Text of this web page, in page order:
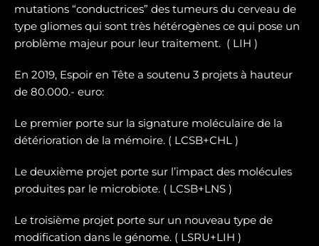
mutations “conductrices” des tumeurs du cerveau de
type gliomes qui sont très hétérogènes ce qui pose un
problème majeur pour leur traitement. ( LIH )
En 2019, Espoir en Tête a soutenu 3 projets à hauteur
de 80.000.- euro:
Le premier porte sur la signature moléculaire de la
détérioration de la mémoire. ( LCSB+CHL )
Le deuxième projet porte sur l’impact des molécules
produites par le microbiote. ( LCSB+LNS )
Le troisième projet porte sur un nouveau type de
modification dans le génome. ( LSRU+LIH )